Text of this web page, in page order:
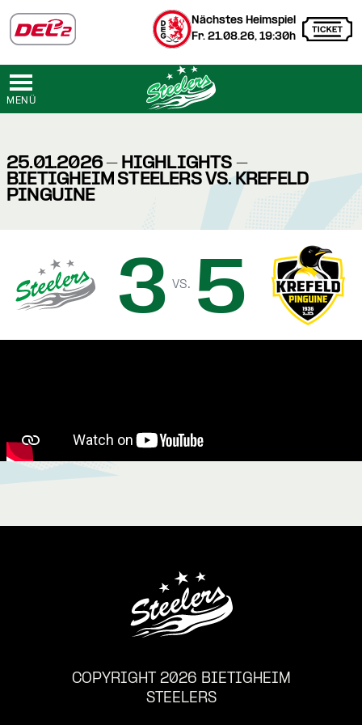
Nächstes Heimspiel
Fr. 21.08.26, 19:30h
MENÜ
25.01.2026 - HIGHLIGHTS -
BIETIGHEIM STEELERS VS. KREFELD
PINGUINE
3 vs. 5
COPYRIGHT 2026 BIETIGHEIM
STEELERS